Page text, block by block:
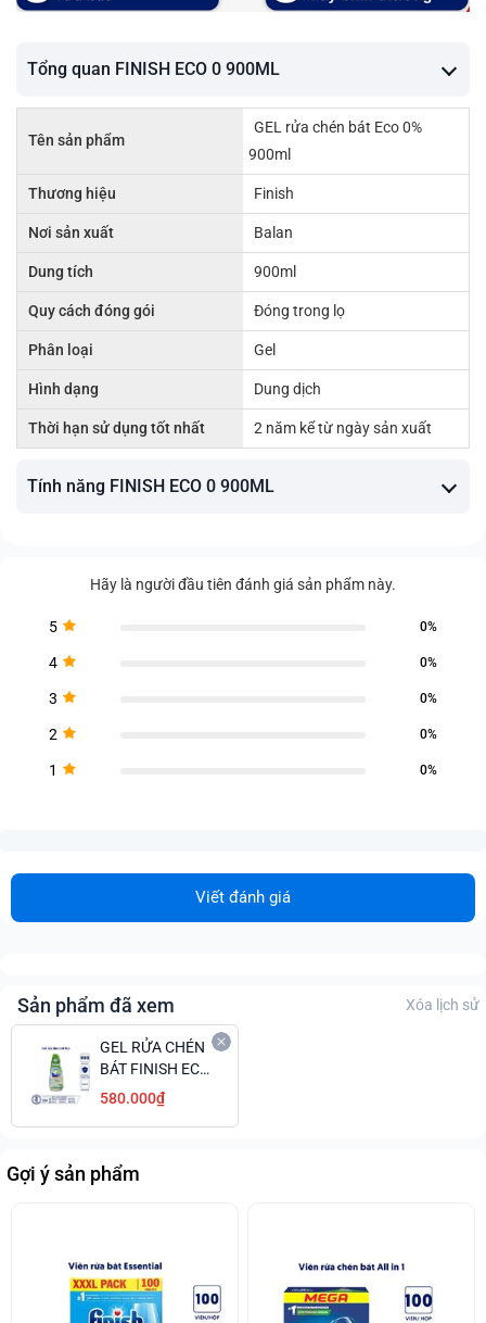
Tổng quan FINISH ECO 0 900ML
Tên sản phẩm
GEL rửa chén bát Eco 0%
900ml
Thương hiệu Finish
Nơi sản xuất Balan
Dung tích 900ml
Quy cách đóng gói Đóng trong lọ
Phân loại Gel
Hình dạng Dung dịch
Thời hạn sử dụng tốt nhất 2 năm kể từ ngày sản xuất
Tính năng FINISH ECO 0 900ML
Hãy là người đầu tiên đánh giá sản phẩm này.
5 0%
4 0%
3 0%
2 0%
1 0%
Viết đánh giá
Sản phẩm đã xem Xóa lịch sử
GEL RỬA CHÉN
BÁT FINISH ECO
0% 900ML GIÁ
ĐẠI CHIẾN
580.000₫
Gợi ý sản phẩm